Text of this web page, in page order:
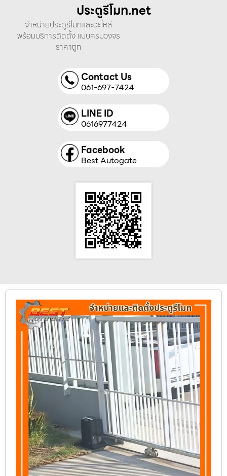
ประตูรีโมท.net
จำหน่ายประตูรีโมทและอะไหล่
พร้อมบริการติดตั้ง แบบครบวงจร
ราคาถูก
Contact Us
061-697-7424
LINE ID
0616977424
Facebook
Best Autogate